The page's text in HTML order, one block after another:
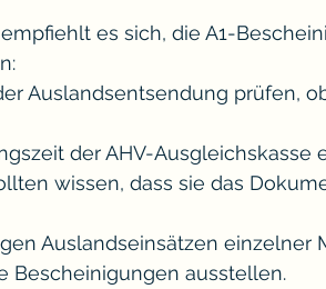
es sich, die A1-
Auslandsentsendung prüfen,
der AHV-Ausgleichskasse
wissen, dass sie das
Auslandseinsätzen einzelner
Bescheinigungen ausstellen.